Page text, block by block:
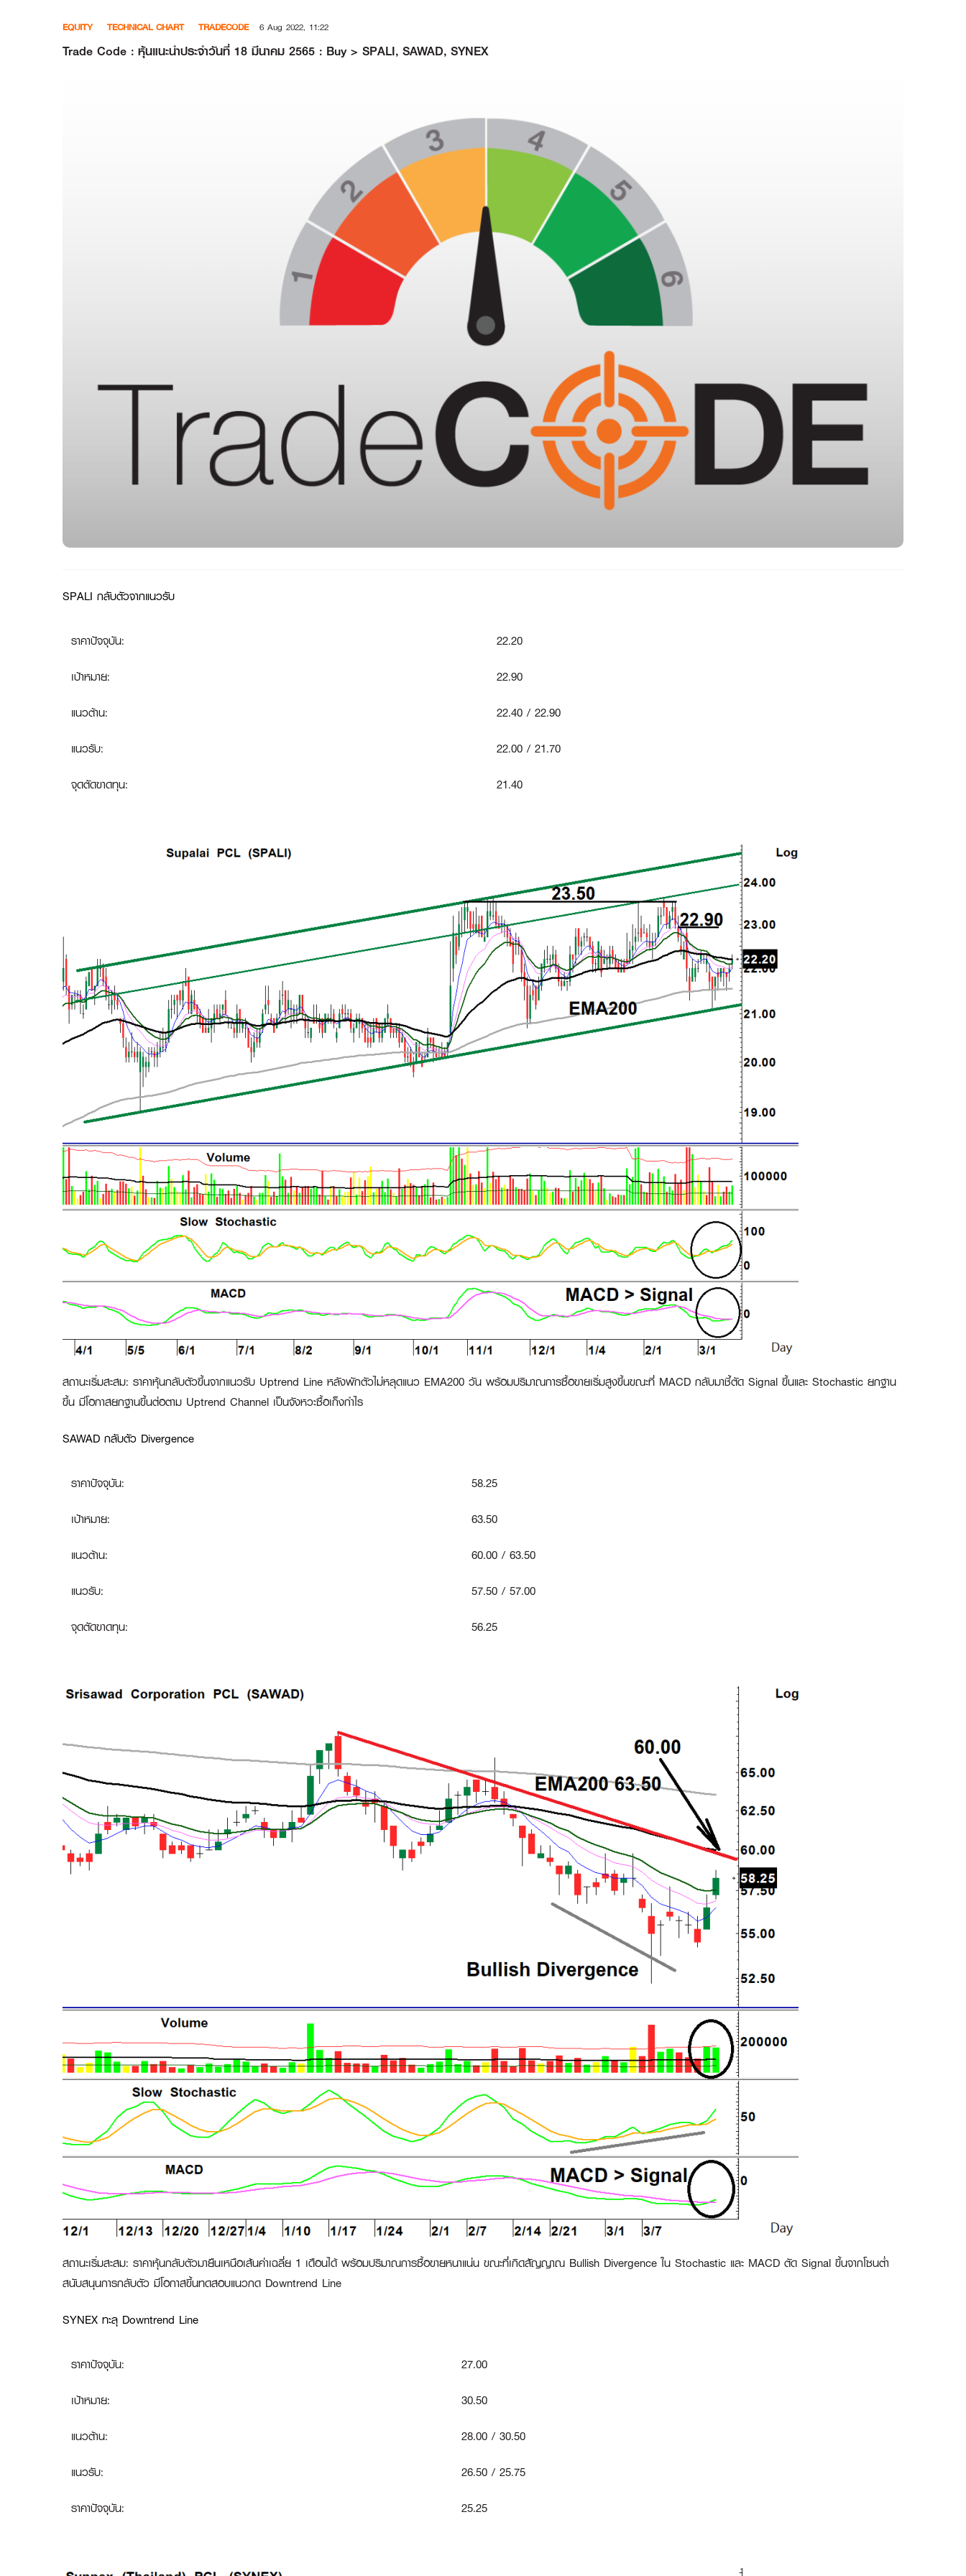
EQUITY TECHNICAL CHART TRADECODE 6 Aug 2022, 11:22
Trade Code : หุ้นแนะนำประจำวันที่ 18 มีนาคม 2565 : Buy > SPALI, SAWAD, SYNEX
SPALI กลับตัวจากแนวรับ
ราคาปัจจุบัน:
22.20
เป้าหมาย:
22.90
แนวต้าน:
22.40 / 22.90
แนวรับ:
22.00 / 21.70
จุดตัดขาดทุน: 21.40
สถานะเริ่มสะสม: ราคาหุ้นกลับตัวขึ้นจากแนวรับ Uptrend Line หลังพักตัวไม่หลุดแนว EMA200 วัน พร้อมปริมาณการซื้อขายเริ่มสูงขึ้นขณะที่ MACD กลับมาชี้ตัด Signal ขึ้นและ Stochastic ยกฐาน
ขึ้น มีโอกาสยกฐานขึ้นต่อตาม Uptrend Channel เป็นจังหวะซื้อเก็งกำไร
SAWAD กลับตัว Divergence
ราคาปัจจุบัน:
58.25
เป้าหมาย:
63.50
แนวต้าน:
60.00 / 63.50
แนวรับ:
57.50 / 57.00
จุดตัดขาดทุน:
56.25
สถานะเริ่มสะสม: ราคาหุ้นกลับตัวมายืนเหนือเส้นค่าเฉลี่ย 1 เดือนได้ พร้อมปริมาณการซื้อขายหนาแน่น ขณะที่เกิดสัญญาณ Bullish Divergence ใน Stochastic และ MACD ตัด Signal ขึ้นจากโซนต่ำ
สนับสนุนการกลับตัว มีโอกาสขึ้นทดสอบแนวกด Downtrend Line
SYNEX ทะลุ Downtrend Line
ราคาปัจจุบัน:
27.00
เป้าหมาย:
30.50
แนวต้าน:
28.00 / 30.50
แนวรับ:
26.50 / 25.75
ราคาปัจจุบัน:
25.25